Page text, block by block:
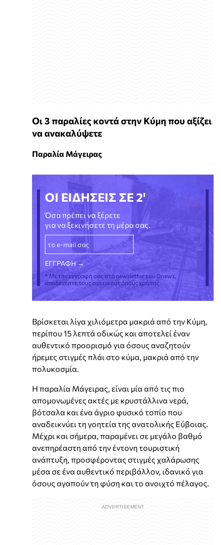
Οι 3 παραλίες κοντά στην Κύμη που αξίζει
να ανακαλύψετε
Παραλία Μάγειρας
ΟΙ ΕΙΔΗΣΕΙΣ ΣΕ 2'
Όσα πρέπει να ξέρετε
για να ξεκινήσετε τη μέρα σας.
* Με την εγγραφή σας στο newsletter του Dnews,
αποδέχεστε τους σχετικούς όρους χρήσης
Βρίσκεται λίγα χιλιόμετρα μακριά από την Κύμη,
περίπου 15 λεπτά οδικώς και αποτελεί έναν
αυθεντικό προορισμό για όσους αναζητούν
ήρεμες στιγμές πλάι στο κύμα, μακριά από την
πολυκοσμία.
Η παραλία Μάγειρας, είναι μία από τις πιο
απομονωμένες ακτές με κρυστάλλινα νερά,
βότσαλα και ένα άγριο φυσικό τοπίο που
αναδεικνύει τη γοητεία της ανατολικής Εύβοιας.
Μέχρι και σήμερα, παραμένει σε μεγάλο βαθμό
ανεπηρέαστη από την έντονη τουριστική
ανάπτυξη, προσφέροντας στιγμές χαλάρωσης
μέσα σε ένα αυθεντικό περιβάλλον, ιδανικό για
όσους αγαπούν τη φύση και το ανοιχτό πέλαγος.